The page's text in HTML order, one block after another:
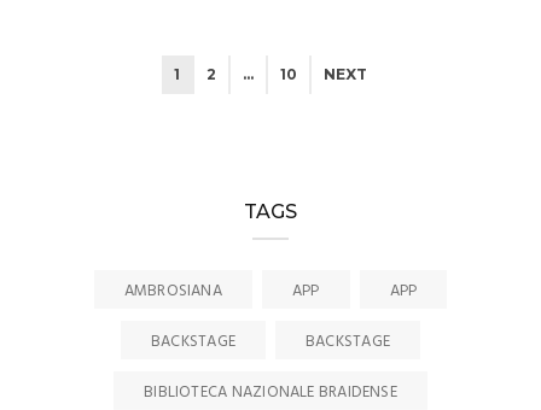
1 2 … 10 NEXT
TAGS
AMBROSIANA APP
APP
BACKSTAGE
BACKSTAGE
BIBLIOTECA NAZIONALE BRAIDENSE